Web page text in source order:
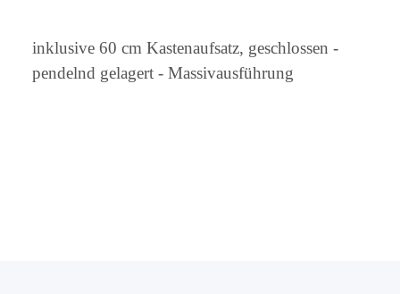
inklusive 60 cm Kastenaufsatz, geschlossen -
pendelnd gelagert - Massivausführung